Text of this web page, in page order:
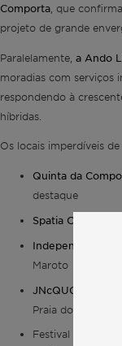
Comporta , que
projeto de grande
Paralelamente, a Ando
moradias com serviços
respondendo à
híbridas.
Os locais imperdíveis
Quinta da
destaque
Spatia Comporta
Independente
Maroto
JNcQUOI Beach
Praia do Pego
Festival de